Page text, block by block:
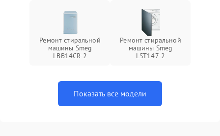
Ремонт стиральной
машины Smeg
LBB14CR-2
Ремонт стиральной
машины Smeg
LST147-2
Показать все модели